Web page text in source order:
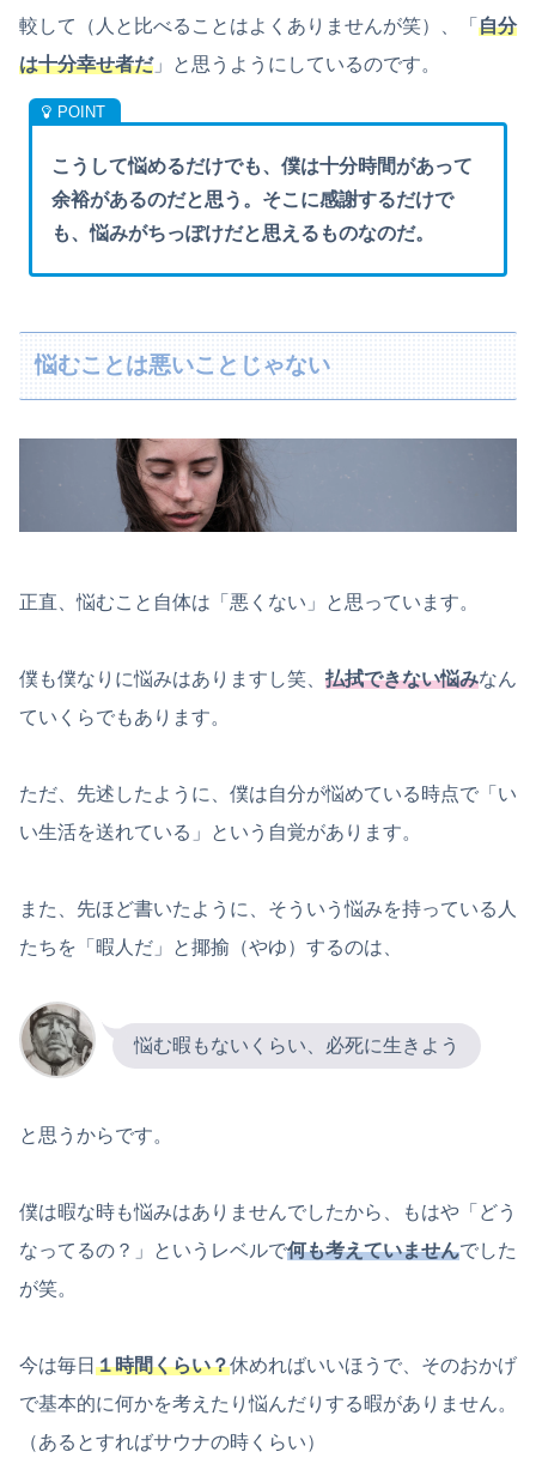
較して（人と比べることはよくありませんが笑）、「 自分
は十分幸せ者だ」と思うようにしているのです。
こうして悩めるだけでも、僕は十分時間があって
余裕があるのだと思う。そこに感謝するだけで
も、悩みがちっぽけだと思えるものなのだ。
悩むことは悪いことじゃない
正直、悩むこと自体は「悪くない」と思っています。
僕も僕なりに悩みはありますし笑、 払拭できない悩みなん
ていくらでもあります。
ただ、先述したように、僕は自分が悩めている時点で「い
い生活を送れている」という自覚があります。
また、先ほど書いたように、そういう悩みを持っている人
たちを「暇人だ」と揶揄（やゆ）するのは、
悩む暇もないくらい、必死に生きよう
と思うからです。
僕は暇な時も悩みはありませんでしたから、もはや「どう
なってるの？」というレベルで何も考えていませんでした
が笑。
今は毎日 １時間くらい？休めればいいほうで、そのおかげ
で基本的に何かを考えたり悩んだりする暇がありません。
（あるとすればサウナの時くらい）